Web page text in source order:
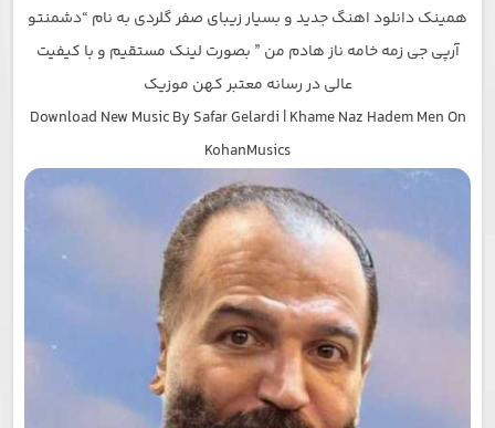
همینک دانلود اهنگ جدید و بسیار زیبای صفر گلردی به نام “دشمنتو
آرپی جی زمه خامه ناز هادم من ” بصورت لینک مستقیم و با کیفیت
عالی در رسانه معتبر کهن موزیک
Download New Music By Safar Gelardi | Khame Naz Hadem Men On
KohanMusics